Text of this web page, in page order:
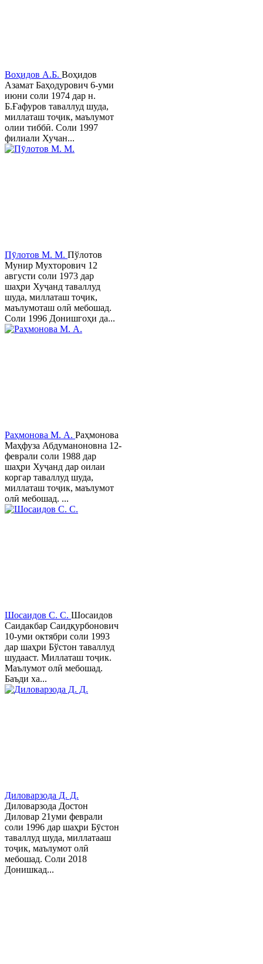
Воҳидов А.Б. Воҳидов
Азамат Баҳодурович 6-уми
июни соли 1974 дар н.
Б.Ғафуров таваллуд шуда,
миллаташ тоҷик, маълумот
олии тиббӣ. Соли 1997
филиали Хучан...
Пӯлотов М. М. Пўлотов
Мунир Мухторович 12
августи соли 1973 дар
шаҳри Хуҷанд таваллуд
шуда, миллаташ тоҷик,
маълумоташ олӣ мебошад.
Соли 1996 Донишгоҳи да...
Раҳмонова М. А. Раҳмонова
Маҳфуза Абдуманоновна 12-
феврали соли 1988 дар
шаҳри Хуҷанд дар оилаи
коргар таваллуд шуда,
миллаташ тоҷик, маълумот
олӣ мебошад. ...
Шосаидов С. С. Шосаидов
Саидакбар Саидқурбонович
10-уми октябри соли 1993
дар шаҳри Бўстон таваллуд
шудааст. Миллаташ тоҷик.
Маълумот олӣ мебошад.
Баъди ха...
Диловарзода Д. Д.
Диловарзода Достон
Диловар 21уми феврали
соли 1996 дар шаҳри Бӯстон
таваллуд шуда, миллатааш
тоҷик, маълумот олӣ
мебошад. Соли 2018
Донишкад...